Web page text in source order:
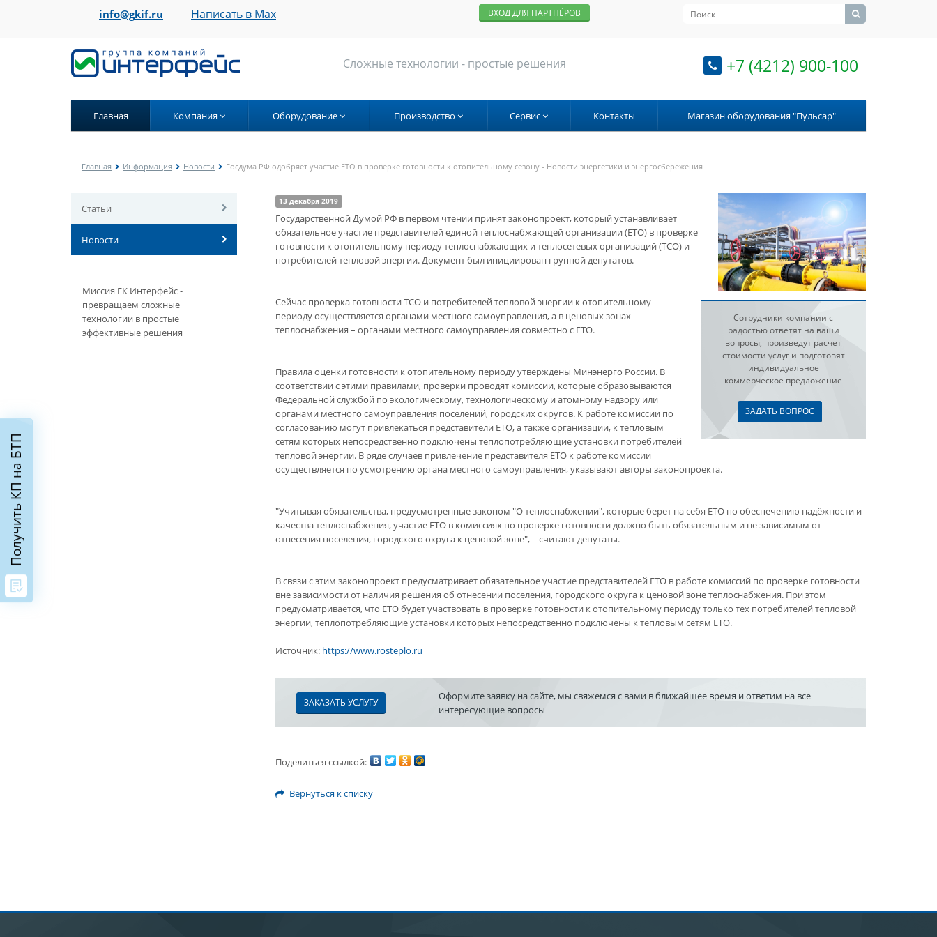
info@gkif.ru Написать в Max ВХОД ДЛЯ ПАРТНЁРОВ
Сложные технологии - простые решения +7 (4212) 900-100
Главная Компания Оборудование Производство Сервис Контакты Магазин оборудования "Пульсар"
Главная Информация Новости Госдума РФ одобряет участие ЕТО в проверке готовности к отопительному сезону - Новости энергетики и энергосбережения
Статьи
Новости
Миссия ГК Интерфейс -
превращаем сложные
технологии в простые
эффективные решения
Сотрудники компании с
радостью ответят на ваши
вопросы, произведут расчет
стоимости услуг и подготовят
индивидуальное
коммерческое предложение
ЗАДАТЬ ВОПРОС
13 декабря 2019
Государственной Думой РФ в первом чтении принят законопроект, который устанавливает
обязательное участие представителей единой теплоснабжающей организации (ЕТО) в проверке
готовности к отопительному периоду теплоснабжающих и теплосетевых организаций (ТСО) и
потребителей тепловой энергии. Документ был инициирован группой депутатов.
Сейчас проверка готовности ТСО и потребителей тепловой энергии к отопительному
периоду осуществляется органами местного самоуправления, а в ценовых зонах
теплоснабжения – органами местного самоуправления совместно с ЕТО.
Правила оценки готовности к отопительному периоду утверждены Минэнерго России. В
соответствии с этими правилами, проверки проводят комиссии, которые образовываются
Федеральной службой по экологическому, технологическому и атомному надзору или
органами местного самоуправления поселений, городских округов. К работе комиссии по
согласованию могут привлекаться представители ЕТО, а также организации, к тепловым
сетям которых непосредственно подключены теплопотребляющие установки потребителей
тепловой энергии. В ряде случаев привлечение представителя ЕТО к работе комиссии
осуществляется по усмотрению органа местного самоуправления, указывают авторы законопроекта.
"Учитывая обязательства, предусмотренные законом "О теплоснабжении", которые берет на себя ЕТО по обеспечению надёжности и
качества теплоснабжения, участие ЕТО в комиссиях по проверке готовности должно быть обязательным и не зависимым от
отнесения поселения, городского округа к ценовой зоне", – считают депутаты.
В связи с этим законопроект предусматривает обязательное участие представителей ЕТО в работе комиссий по проверке готовности
вне зависимости от наличия решения об отнесении поселения, городского округа к ценовой зоне теплоснабжения. При этом
предусматривается, что ЕТО будет участвовать в проверке готовности к отопительному периоду только тех потребителей тепловой
энергии, теплопотребляющие установки которых непосредственно подключены к тепловым сетям ЕТО.
Источник: https://www.rosteplo.ru
ЗАКАЗАТЬ УСЛУГУ
Оформите заявку на сайте, мы свяжемся с вами в ближайшее время и ответим на все
интересующие вопросы
Поделиться ссылкой:
Вернуться к списку
Получить КП на БТП